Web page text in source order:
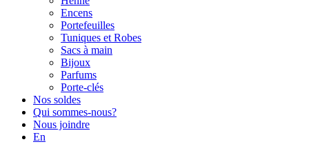
Encens
Portefeuilles
Tuniques et Robes
Sacs à main
Bijoux
Parfums
Porte-clés
Nos soldes
Qui sommes-nous?
Nous joindre
En